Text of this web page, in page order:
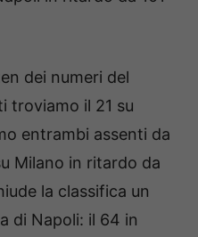
dei numeri del
troviamo il 21 su
entrambi assenti da
Milano in ritardo da
la classifica un
di Napoli: il 64 in